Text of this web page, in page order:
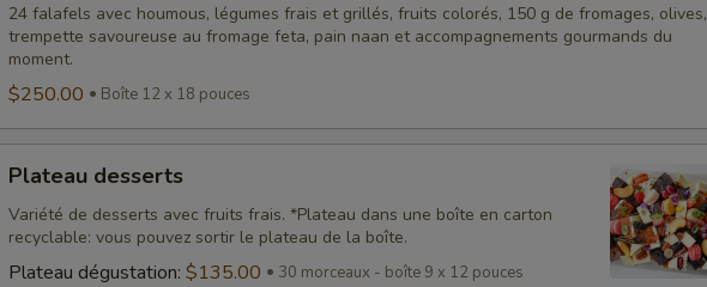
24 falafels avec houmous, légumes frais et grillés, fruits colorés, 150 g de fromages, olives,
trempette savoureuse au fromage feta, pain naan et accompagnements gourmands du
moment.
$250.00 Boîte 12 x 18 pouces
desserts
Plateau desserts
Variété de desserts avec fruits frais. *Plateau dans une boîte en carton
recyclable: vous pouvez sortir le plateau de la boîte.
Plateau dégustation: $135.00 30 morceaux - boîte 9 x 12 pouces